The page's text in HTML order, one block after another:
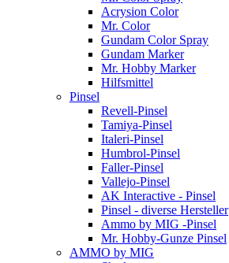
Acrysion Color
Mr. Color
Gundam Color Spray
Gundam Marker
Mr. Hobby Marker
Hilfsmittel
Pinsel
Revell-Pinsel
Tamiya-Pinsel
Italeri-Pinsel
Humbrol-Pinsel
Faller-Pinsel
Vallejo-Pinsel
AK Interactive - Pinsel
Pinsel - diverse Hersteller
Ammo by MIG -Pinsel
Mr. Hobby-Gunze Pinsel
AMMO by MIG